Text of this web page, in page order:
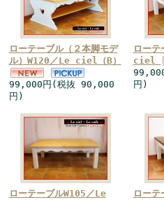
ローテーブル（２本脚モデ
ル）W120／Le ciel（B）
99,000円(税抜 90,000
円)
ローテ
ciel
円)
ローテーブルW105／Le
ローテ